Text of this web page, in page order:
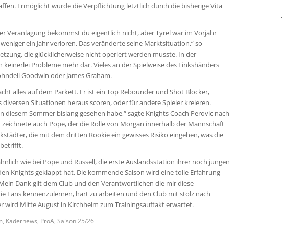
Ermöglicht wurde die Verpflichtung letztlich durch die bisherige Vita
Veranlagung bekommst du eigentlich nicht, aber Tyrel war im Vorjahr
ein Jahr verloren. Das veränderte seine Marktsituation,“ so
die glücklicherweise nicht operiert werden musste. In der
Probleme mehr dar. Vieles an der Spielweise des Linkshänders
Goodwin oder James Graham.
alles auf dem Parkett. Er ist ein Top Rebounder und Shot Blocker,
Situationen heraus scoren, oder für andere Spieler kreieren.
Sommer bislang gesehen habe,“ sagte Knights Coach Perovic nach
auch Pope, der die Rolle von Morgan innerhalb der Mannschaft
die mit dem dritten Rookie ein gewisses Risiko eingehen, was die
betrifft.
wie bei Pope und Russell, die erste Auslandsstation ihrer noch jungen
Knights geklappt hat. Die kommende Saison wird eine tolle Erfahrung
Dank gilt dem Club und den Verantwortlichen die mir diese
Fans kennenzulernen, hart zu arbeiten und den Club mit stolz nach
wird Mitte August in Kirchheim zum Trainingsauftakt erwartet.
Kadernews ProA Saison 25/26